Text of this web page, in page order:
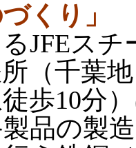
くり」
JFEスチ
（千葉地
歩10分
品の製